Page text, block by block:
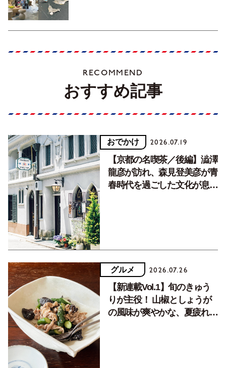
RECOMMEND
おすすめ記事
おでかけ 2026.07.19
【京都の名喫茶／後編】澁澤
龍彦が訪れ、森見登美彦が青
春時代を過ごした文化が息づ
グルメ 2026.07.26
【新連載Vol.1】旬のきゅう
りが主役！ 山椒としょうが
の風味が爽やかな、夏疲れを